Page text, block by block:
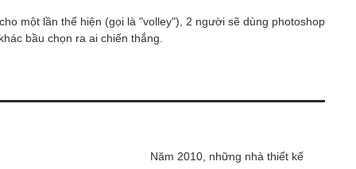
một lần thể hiện (gọi là "volley"), 2 người sẽ dùng photoshop
bầu chọn ra ai chiến thắng.
Năm 2010, những nhà thiết kế